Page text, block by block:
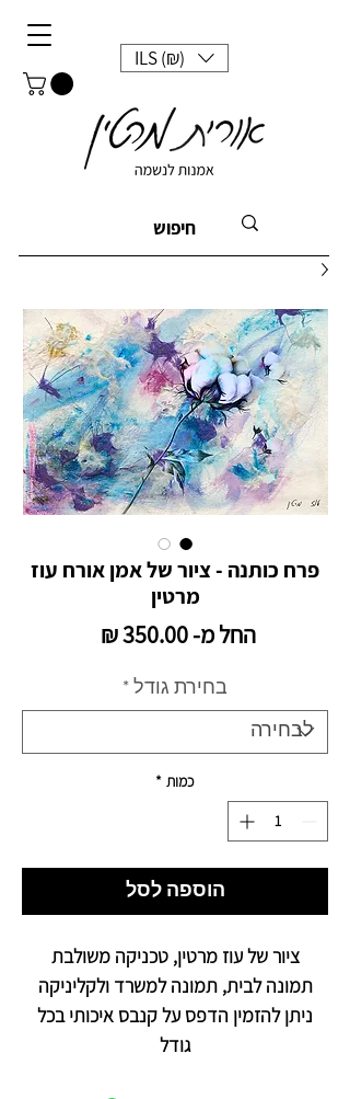
ILS (₪)
פרח כותנה - ציור של אמן אורח עוז
מרטין
החל מ-350.00 ₪
בחירת גודל*
כמות *
הוספה לסל
ציור של עוז מרטין, טכניקה משולבת
תמונה לבית, תמונה למשרד ולקליניקה
ניתן להזמין הדפס על קנבס איכותי בכל
גודל